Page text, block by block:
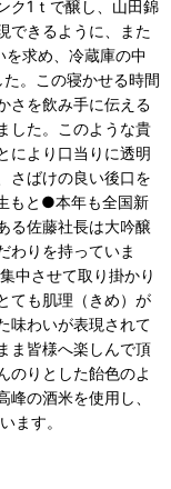
ク1ｔで醸し、山田錦
できるように、また
を求め、冷蔵庫の中
。この寝かせる時間
さを飲み手に伝える
した。このような貴
により口当りに透明
さばけの良い後口を
もと●本年も全国新
る佐藤社長は大吟醸
わりを持っていま
中させて取り掛かり
ても肌理（きめ）が
味わいが表現されて
ま皆様へ楽しんで頂
のりとした飴色のよ
の酒米を使用し、
ます。